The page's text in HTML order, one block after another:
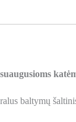
suaugusioms
baltymų